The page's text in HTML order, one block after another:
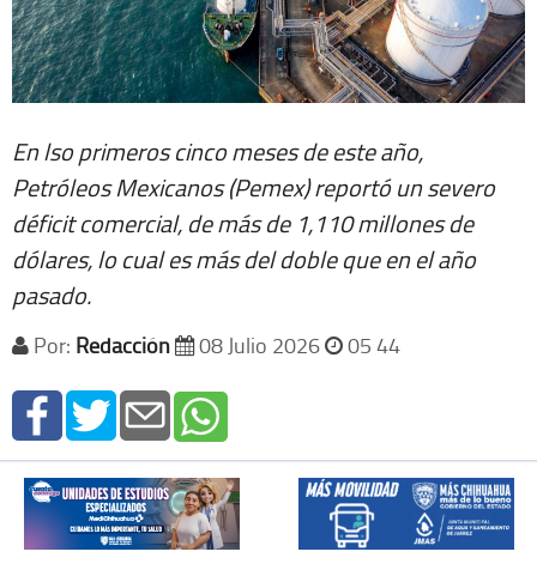
En lso primeros cinco meses de este año,
Petróleos Mexicanos (Pemex) reportó un severo
déficit comercial, de más de 1,110 millones de
dólares, lo cual es más del doble que en el año
pasado.
Por: Redacción 08 Julio 2026 05 44